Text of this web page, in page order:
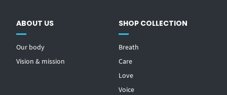
ABOUT US
Our body
Vision & mission
SHOP COLLECTION
Breath
Care
Love
Voice